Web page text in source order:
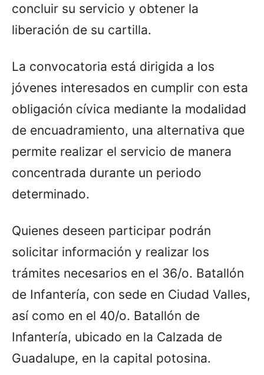
concluir su servicio y obtener la
liberación de su cartilla.
La convocatoria está dirigida a los
jóvenes interesados en cumplir con esta
obligación cívica mediante la modalidad
de encuadramiento, una alternativa que
permite realizar el servicio de manera
concentrada durante un periodo
determinado.
Quienes deseen participar podrán
solicitar información y realizar los
trámites necesarios en el 36/o. Batallón
de Infantería, con sede en Ciudad Valles,
así como en el 40/o. Batallón de
Infantería, ubicado en la Calzada de
Guadalupe, en la capital potosina.